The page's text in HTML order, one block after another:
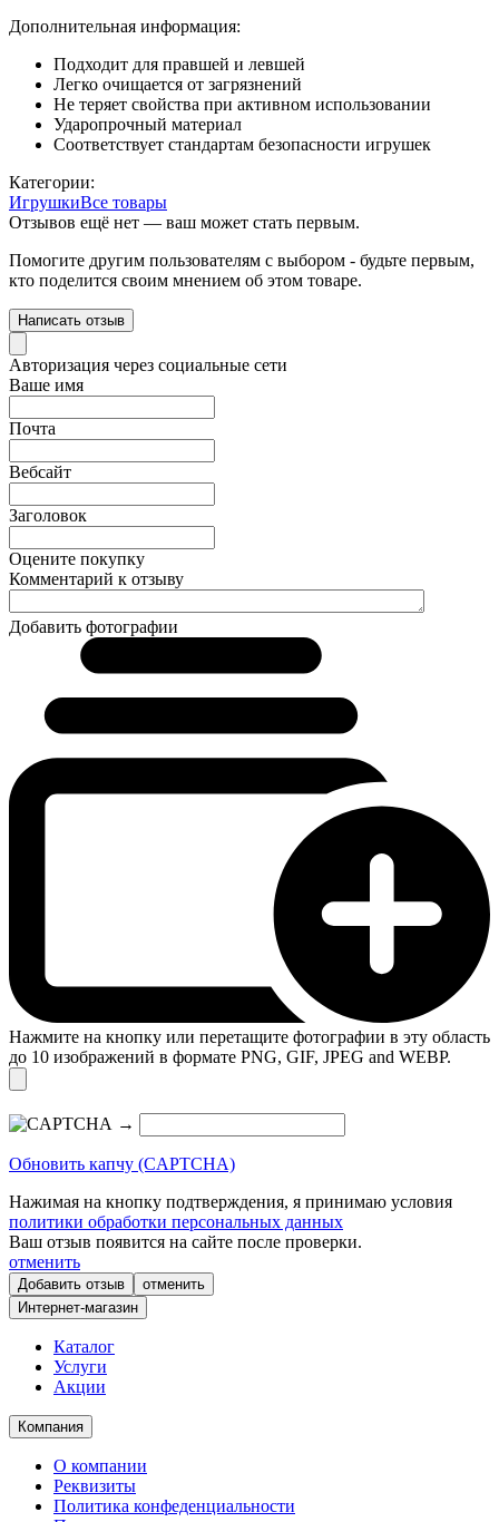
Дополнительная информация:
Подходит для правшей и левшей
Легко очищается от загрязнений
Не теряет свойства при активном использовании
Ударопрочный материал
Соответствует стандартам безопасности игрушек
Категории:
ИгрушкиВсе товары
Отзывов ещё нет — ваш может стать первым.
Помогите другим пользователям с выбором - будьте первым,
кто поделится своим мнением об этом товаре.
Написать отзыв
Авторизация через социальные сети
Ваше имя
Почта
Вебсайт
Заголовок
Оцените покупку
Комментарий к отзыву
Добавить фотографии
Нажмите на кнопку или перетащите фотографии в эту область
до 10 изображений в формате PNG, GIF, JPEG and WEBP.
→
Обновить капчу (CAPTCHA)
Нажимая на кнопку подтверждения, я принимаю условия
политики обработки персональных данных
Ваш отзыв появится на сайте после проверки.
отменить
отменить
Интернет-магазин
Каталог
Услуги
Акции
Компания
О компании
Реквизиты
Политика конфеденциальности